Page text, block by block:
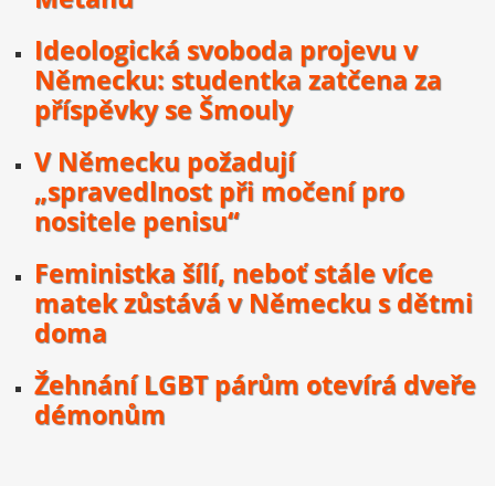
Ideologická svoboda projevu v
Německu: studentka zatčena za
příspěvky se Šmouly
V Německu požadují
„spravedlnost při močení pro
nositele penisu“
Feministka šílí, neboť stále více
matek zůstává v Německu s dětmi
doma
Žehnání LGBT párům otevírá dveře
démonům